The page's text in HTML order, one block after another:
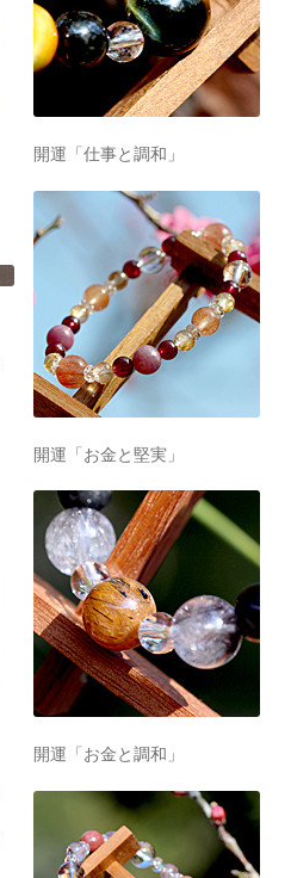
開運「仕事と調和」
開運「お金と堅実」
開運「お金と調和」